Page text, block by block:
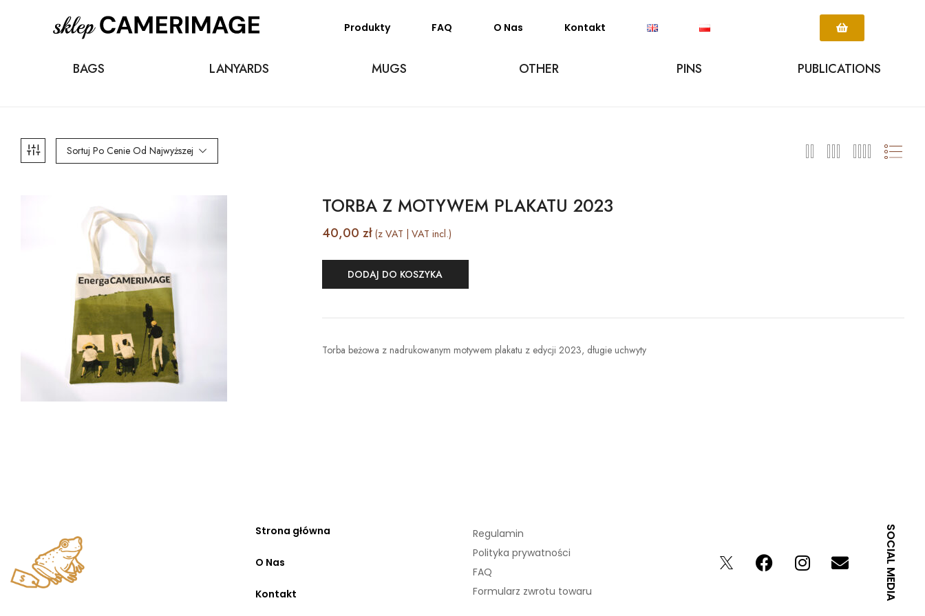
Produkty FAQ O Nas Kontakt
BAGS LANYARDS MUGS OTHER PINS PUBLICATIONS
Sortuj Po Cenie Od Najwyższej
TORBA Z MOTYWEM PLAKATU 2023
40,00 zł (z VAT | VAT incl.)
DODAJ DO KOSZYKA
Torba beżowa z nadrukowanym motywem plakatu z edycji 2023, długie uchwyty
Strona główna
O Nas
Kontakt
Regulamin
Polityka prywatności
FAQ
Formularz zwrotu towaru
SOCIAL MEDIA